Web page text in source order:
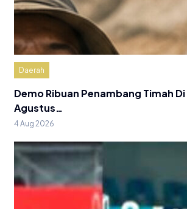
Daerah
Demo Ribuan Penambang Timah
Agustus…
4 Aug 2026